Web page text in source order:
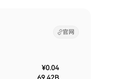
官网
¥0.04